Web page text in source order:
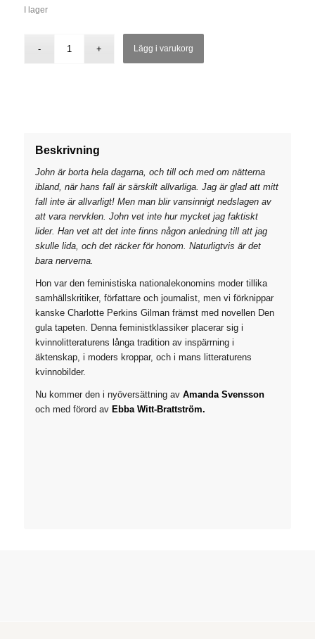
I lager
Lägg i varukorg
Beskrivning
John är borta hela dagarna, och till och med om nätterna
ibland, när hans fall är särskilt allvarliga. Jag är glad att mitt
fall inte är allvarligt! Men man blir vansinnigt nedslagen av
att vara nervklen. John vet inte hur mycket jag faktiskt
lider. Han vet att det inte finns någon anledning till att jag
skulle lida, och det räcker för honom. Naturligtvis är det
bara nerverna.
Hon var den feministiska nationalekonomins moder tillika
samhällskritiker, författare och journalist, men vi förknippar
kanske Charlotte Perkins Gilman främst med novellen Den
gula tapeten. Denna feministklassiker placerar sig i
kvinnolitteraturens långa tradition av inspärr­ning i
äktenskap, i moders kroppar, och i mans­ litteraturens
kvinnobilder.
Nu kommer den i nyöversättning avAmanda Svensson
och med förord av Ebba Witt­-Brattström.